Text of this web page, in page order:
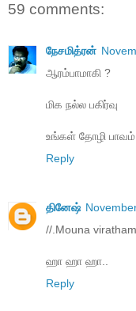
59 comments:
நேசமித்ரன்
ஆரம்பாமாகி ?
மிக நல்ல பகிர்வு
உங்கள் தோழி பாவம்
Reply
தினேஷ்
//.Mouna
ஹா ஹா ஹா..
Reply